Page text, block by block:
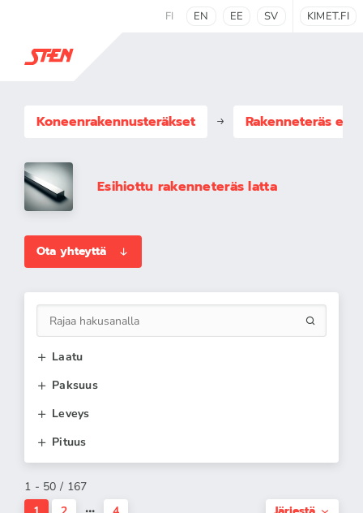
FI EN EE SV KIMET.FI
Koneenrakennus­teräkset Rakenneteräs
Esihiottu rakenneteräs latta
Ota yhteyttä
Laatu
Paksuus
Leveys
Pituus
1 - 50 / 167